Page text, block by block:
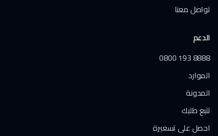
تواصل معنا
الدعم
0800 193 8888
الموارد
المدونة
تتبع طلبك
احصل على تسعيرة